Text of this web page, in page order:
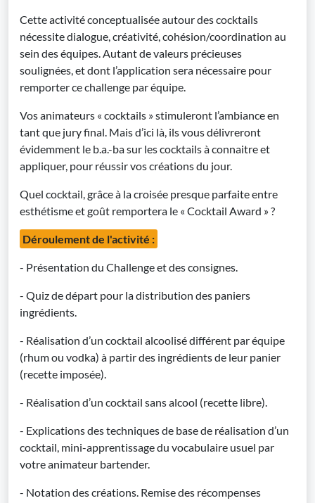
Cette activité conceptualisée autour des cocktails
nécessite dialogue, créativité, cohésion/coordination au
sein des équipes. Autant de valeurs précieuses
soulignées, et dont l’application sera nécessaire pour
remporter ce challenge par équipe.
Vos animateurs « cocktails » stimuleront l’ambiance en
tant que jury final. Mais d’ici là, ils vous délivreront
évidemment le b.a.-ba sur les cocktails à connaitre et
appliquer, pour réussir vos créations du jour.
Quel cocktail, grâce à la croisée presque parfaite entre
esthétisme et goût remportera le « Cocktail Award » ?
Déroulement de l'activité :
- Présentation du Challenge et des consignes.
- Quiz de départ pour la distribution des paniers
ingrédients.
- Réalisation d’un cocktail alcoolisé différent par équipe
(rhum ou vodka) à partir des ingrédients de leur panier
(recette imposée).
- Réalisation d’un cocktail sans alcool (recette libre).
- Explications des techniques de base de réalisation d’un
cocktail, mini-apprentissage du vocabulaire usuel par
votre animateur bartender.
- Notation des créations. Remise des récompenses